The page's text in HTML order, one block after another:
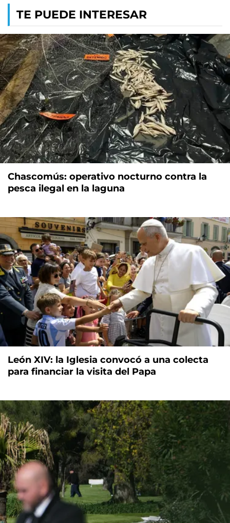
TE PUEDE INTERESAR
Chascomús: operativo nocturno contra la
pesca ilegal en la laguna
León XIV: la Iglesia convocó a una colecta
para financiar la visita del Papa